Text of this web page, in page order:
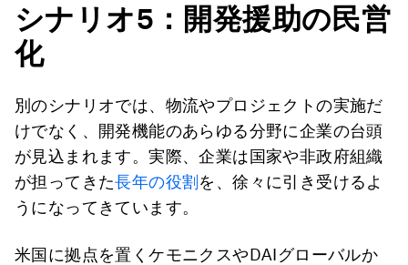
シナリオ5 ：開発援助の民営
化
別のシナリオでは、物流やプロジェクトの実施だ
けでなく、開発機能のあらゆる分野に企業の台頭
が見込まれます。実際、企業は国家や非政府組織
が担ってきた長年の役割 を、徐々に引き受けるよ
うになってきています。
米国に拠点を置くケモニクスやDAIグローバルか